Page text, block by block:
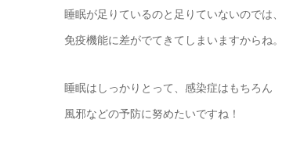
睡眠が足りているのと足りていないのでは、
免疫機能に差がでてきてしまいますからね。
睡眠はしっかりとって、感染症はもちろん
風邪などの予防に努めたいですね！